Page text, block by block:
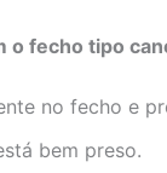
o fecho tipo
no fecho e
bem preso.